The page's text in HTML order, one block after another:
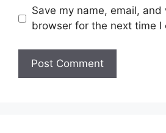
Save my name, email,
browser for the next time I